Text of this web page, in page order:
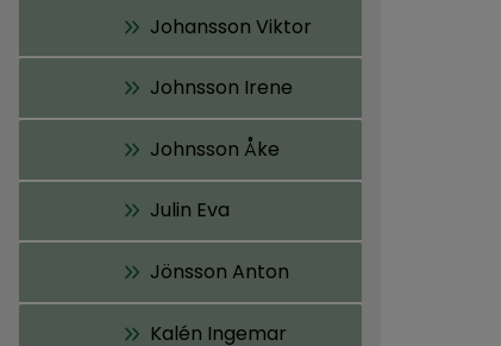
Johansson Viktor
Johnsson Irene
Johnsson Åke
Julin Eva
Jönsson Anton
Kalén Ingemar